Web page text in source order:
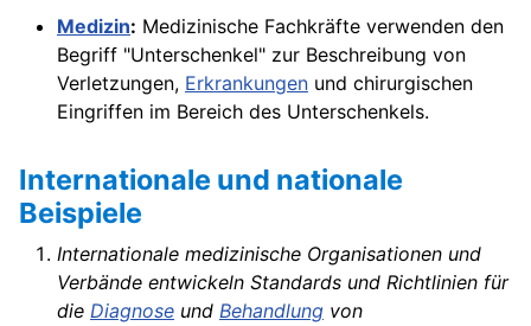
Medizin: Medizinische Fachkräfte verwenden den
Begriff "Unterschenkel" zur Beschreibung von
Verletzungen, Erkrankungen und chirurgischen
Eingriffen im Bereich des Unterschenkels.
Internationale und nationale
Beispiele
Internationale medizinische Organisationen und
Verbände entwickeln Standards und Richtlinien für
die Diagnose und Behandlung von